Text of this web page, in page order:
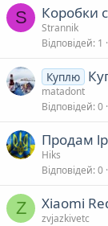
S Коробки
Strannik
Відповідей 1
Куплю
matadont
Відповідей 0
Продам
Hiks
Відповідей 0
Z Xiaomi
zvjazkivetc